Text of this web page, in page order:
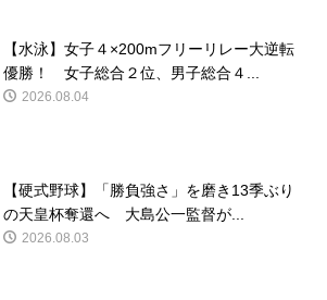
【水泳】女子４×200mフリーリレー大逆転
優勝！ 女子総合２位、男子総合４...
2026.08.04
【硬式野球】「勝負強さ」を磨き13季ぶり
の天皇杯奪還へ 大島公一監督が...
2026.08.03